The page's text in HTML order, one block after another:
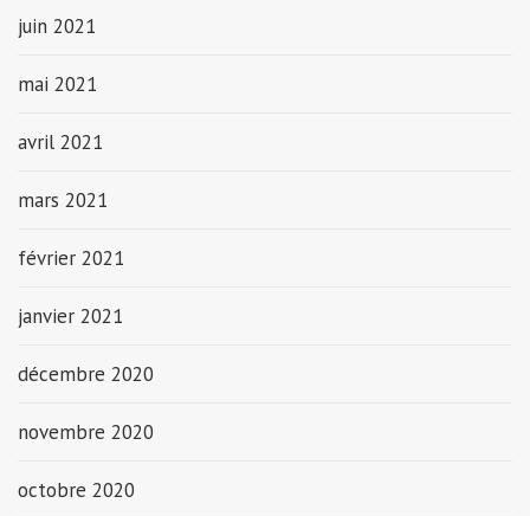
juin 2021
mai 2021
avril 2021
mars 2021
février 2021
janvier 2021
décembre 2020
novembre 2020
octobre 2020